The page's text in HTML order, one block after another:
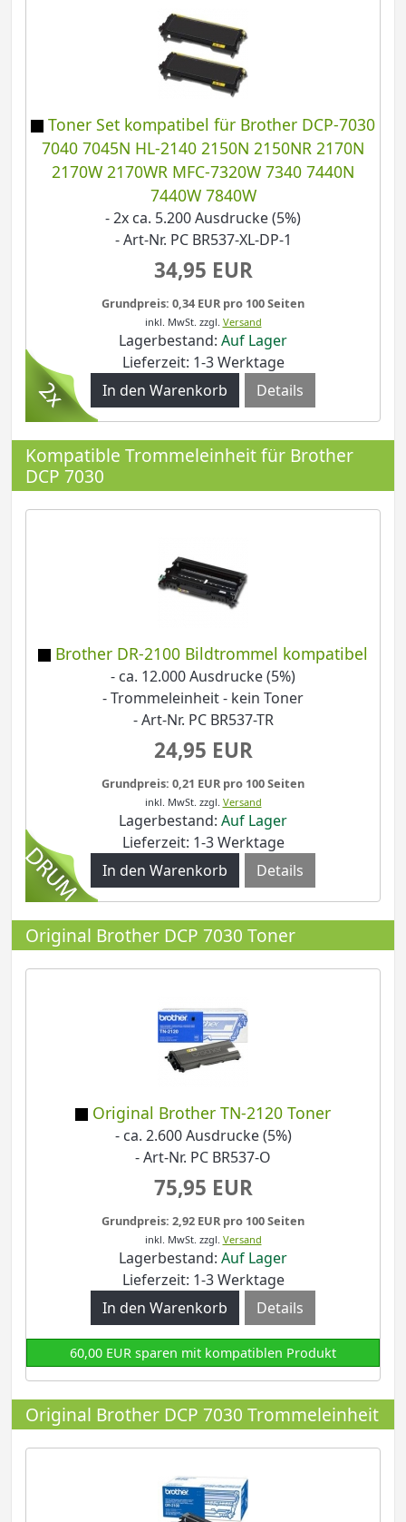
Toner Set kompatibel für Brother DCP-7030
7040 7045N HL-2140 2150N 2150NR 2170N
2170W 2170WR MFC-7320W 7340 7440N
7440W 7840W
- 2x ca. 5.200 Ausdrucke (5%)
- Art-Nr. PC BR537-XL-DP-1
34,95 EUR
Grundpreis: 0,34 EUR pro 100 Seiten
inkl. MwSt. zzgl. Versand
Lagerbestand: Auf Lager
Lieferzeit: 1-3 Werktage
Details
Kompatible Trommeleinheit für Brother
DCP 7030
Brother DR-2100 Bildtrommel kompatibel
- ca. 12.000 Ausdrucke (5%)
- Trommeleinheit - kein Toner
- Art-Nr. PC BR537-TR
24,95 EUR
Grundpreis: 0,21 EUR pro 100 Seiten
inkl. MwSt. zzgl. Versand
Lagerbestand: Auf Lager
Lieferzeit: 1-3 Werktage
Details
Original Brother DCP 7030 Toner
Original Brother TN-2120 Toner
- ca. 2.600 Ausdrucke (5%)
- Art-Nr. PC BR537-O
75,95 EUR
Grundpreis: 2,92 EUR pro 100 Seiten
inkl. MwSt. zzgl. Versand
Lagerbestand: Auf Lager
Lieferzeit: 1-3 Werktage
Details
60,00 EUR sparen mit kompatiblen Produkt
Original Brother DCP 7030 Trommeleinheit